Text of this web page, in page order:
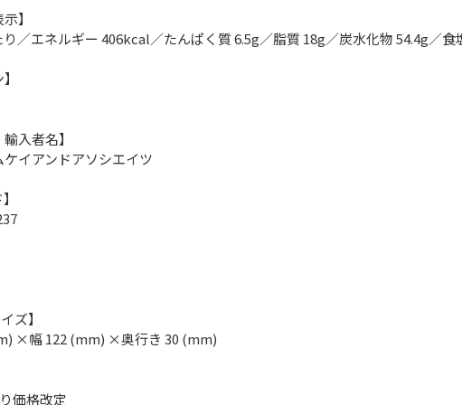
】
／エネルギー 406kcal／たんぱく質 6.5g／脂質 18g／炭水化物 54.4g／食
入者名】
イアンドアソシエイツ
ズ】
×幅 122 (mm) ×奥行き 30 (mm)
価格改定